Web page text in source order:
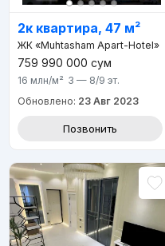
2к квартира, 47 м²
ЖК «Muhtasham Apart-Hotel»
759 990 000 сум
16 млн/м² 3 — 8/9 эт.
Обновлено: 23 Авг 2023
Позвонить